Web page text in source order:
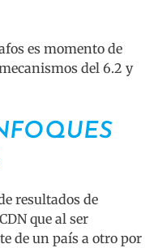
es momento de
del 6.2 y
resultados de
que al ser
de un país a otro por